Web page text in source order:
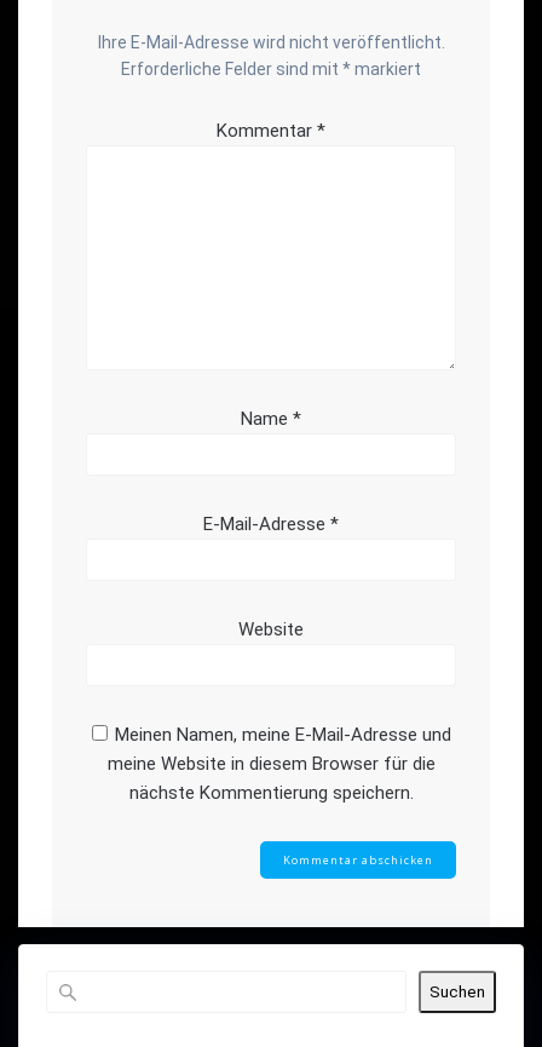
Ihre E-Mail-Adresse wird nicht veröffentlicht.
Erforderliche Felder sind mit *markiert
Kommentar *
Name *
E-Mail-Adresse *
Website
Meinen Namen, meine E-Mail-Adresse und
meine Website in diesem Browser für die
nächste Kommentierung speichern.
Suchen